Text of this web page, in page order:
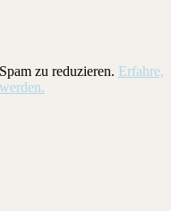
zu reduzieren. Erfahre,